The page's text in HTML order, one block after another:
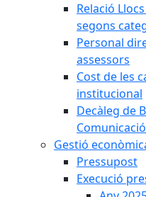
Relació
segons
Personal
assessors
Cost de les
institucional
Decàleg de
Gestió
Pressupost
Execució